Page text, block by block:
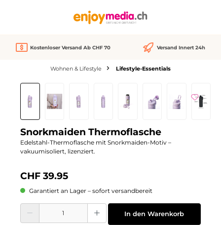
Kostenloser Versand Ab CHF 70 Versand Innert 24h
Wohnen & Lifestyle Lifestyle-Essentials
Bildergalerie überspringen
Snorkmaiden Thermoflasche
Edelstahl-Thermoflasche mit Snorkmaiden-Motiv –
vakuumisoliert, lizenziert.
CHF 39.95
Garantiert an Lager – sofort versandbereit
Produkt Anzahl: Gib den gewünschten Wert ein oder benutze die
In den Warenkorb